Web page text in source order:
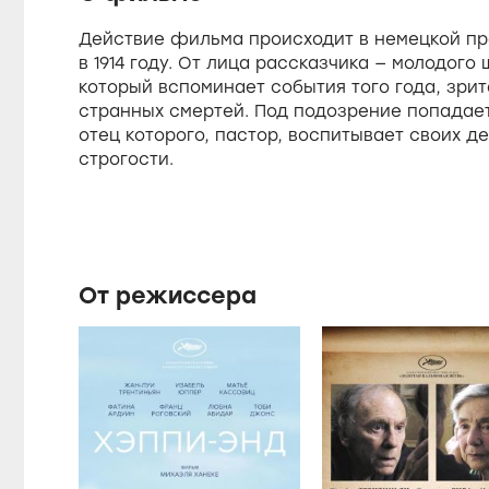
e
0
Действие фильма происходит в немецкой
в 1914 году. От лица рассказчика — молодого
который вспоминает события того года,
странных смертей. Под подозрение
отец которого, пастор, воспитывает своих
строгости.
От режиссера